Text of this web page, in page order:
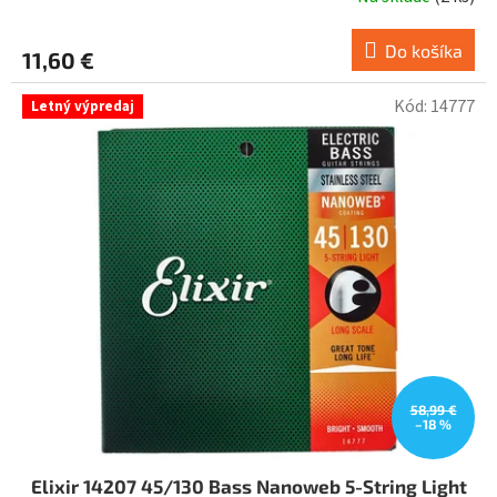
11,60 € Do košíka
Letný výpredaj
58,99 €
–18 %
Elixir 14207 45/130 Bass Nanoweb 5-String Light
Kód: 14777